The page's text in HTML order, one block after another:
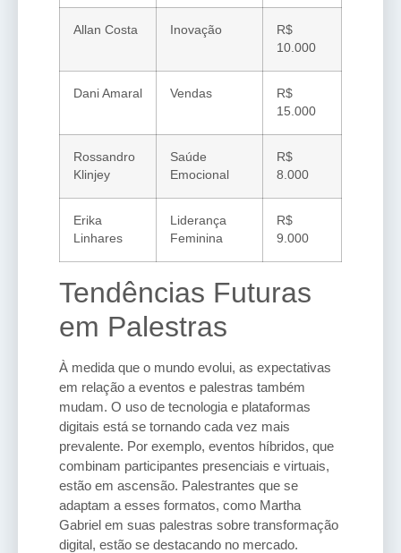
Allan Costa Inovação
R$
10.000
Dani Amaral Vendas
R$
15.000
Rossandro
Klinjey
Saúde
Emocional
R$
8.000
Erika
Linhares
Liderança
Feminina
R$
9.000
Tendências Futuras
em Palestras
À medida que o mundo evolui, as expectativas
em relação a eventos e palestras também
mudam. O uso de tecnologia e plataformas
digitais está se tornando cada vez mais
prevalente. Por exemplo, eventos híbridos, que
combinam participantes presenciais e virtuais,
estão em ascensão. Palestrantes que se
adaptam a esses formatos, como Martha
Gabriel em suas palestras sobre transformação
digital, estão se destacando no mercado.